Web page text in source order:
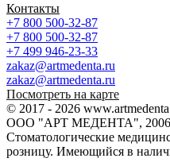
Контакты
+7 800 500-32-87
+7 800 500-32-87
+7 499 946-23-33
zakaz@artmedenta.ru
zakaz@artmedenta.ru
Посмотреть на карте
© 2017 - 2026
ООО "АРТ МЕДЕНТА", 2006 -
Стоматологические
розницу. Имеющийся в